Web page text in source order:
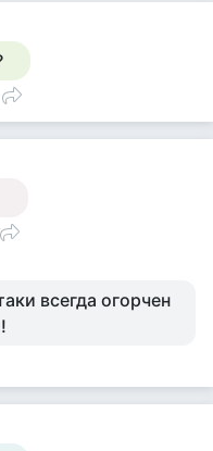
всегда огорчен